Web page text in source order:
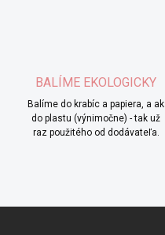
BALÍME EKOLOGICKY
Balíme do krabíc a papiera, a ak
do plastu (výnimočne) - tak už
raz použitého od dodávateľa.